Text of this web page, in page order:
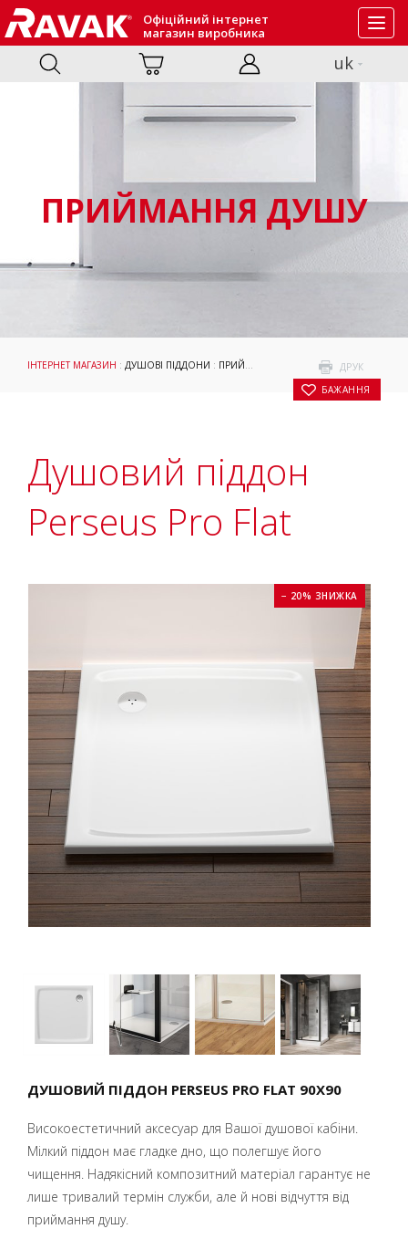
Офіційний інтернет
магазин виробника
uk
ПРИЙМАННЯ ДУШУ
ДРУК
БАЖАННЯ
ІНТЕРНЕТ МАГАЗИН : ДУШОВІ ПІДДОНИ : ПРИЙМАННЯ ДУШУ : ДУШОВИЙ ПІДДОН
Душовий піддон
Perseus Pro Flat
− 20% ЗНИЖКА
ДУШОВИЙ ПІДДОН PERSEUS PRO FLAT 90X90
Високоестетичний аксесуар для Вашої душової кабіни.
Мілкий піддон має гладке дно, що полегшує його
чищення. Надякісний композитний матеріал гарантує не
лише тривалий термін служби, але й нові відчуття від
приймання душу.